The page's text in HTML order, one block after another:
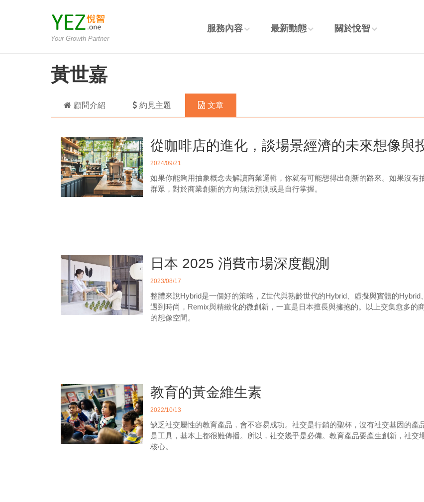
Your Growth Partner
服務內容 最新動態 關於悅智
黃世嘉
顧問介紹 約見主題 文章
從咖啡店的進化，談場景經濟的未來想像與
2024/09/21
如果你能夠用抽象概念去解讀商業邏輯，你就有可能想得出創新的路來。如果沒有
群眾，對於商業創新的方向無法預測或是自行掌握。
日本 2025 消費市場深度觀測
2023/08/17
整體來說Hybrid是一個好的策略，Z世代與熟齡世代的Hybrid、虛擬與實體的Hybrid
遇到時尚，Remix與精緻化的微創新，一直是日本擅長與擁抱的。以上交集愈多的
的想像空間。
教育的黃金維生素
2022/10/13
缺乏社交屬性的教育產品，會不容易成功。社交是行銷的聖杯，沒有社交基因的產
是工具，基本上都很難傳播。所以，社交幾乎是必備。教育產品要產生創新，社交
核心。